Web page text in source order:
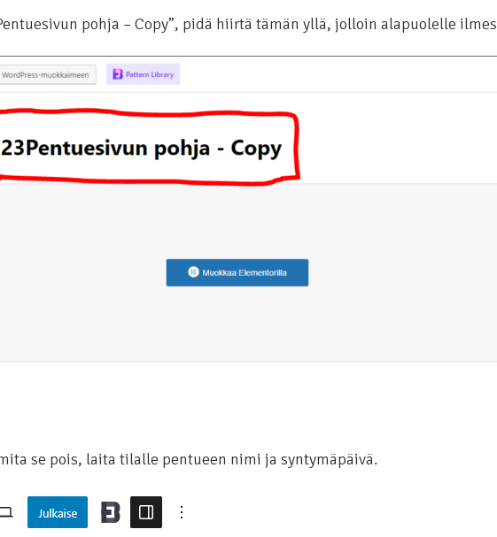
pohja – Copy”, pidä hiirtä tämän yllä, jolloin alapuolelle
se pois, laita tilalle pentueen nimi ja syntymäpäivä.